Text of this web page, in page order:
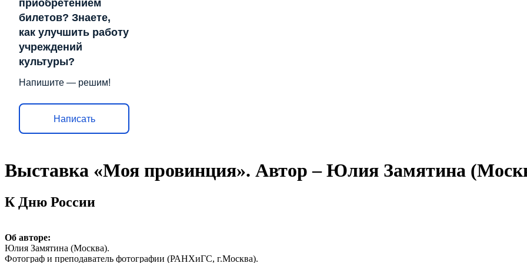
приобретением
билетов? Знаете,
как улучшить работу
учреждений
культуры?
Напишите — решим!
Написать
Выставка «Моя провинция». Автор – Юлия Замятина
К Дню России
Об авторе:
Юлия Замятина (Москва).
Фотограф и преподаватель фотографии (РАНХиГС, г.Москва).